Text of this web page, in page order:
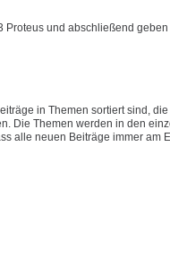
und abschließend
in Themen sortiert sind,
Die Themen werden in den
alle neuen Beiträge immer am